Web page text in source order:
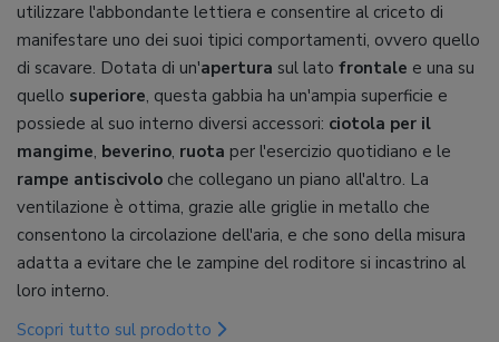
utilizzare l'abbondante lettiera e consentire al criceto di
manifestare uno dei suoi tipici comportamenti, ovvero quello
di scavare. Dotata di un'apertura sul lato frontale e una su
quello superiore, questa gabbia ha un'ampia superficie e
possiede al suo interno diversi accessori: ciotola per il
mangime, beverino, ruota per l'esercizio quotidiano e le
rampe antiscivolo che collegano un piano all'altro. La
ventilazione è ottima, grazie alle griglie in metallo che
consentono la circolazione dell'aria, e che sono della misura
adatta a evitare che le zampine del roditore si incastrino al
loro interno.
Scopri tutto sul prodotto